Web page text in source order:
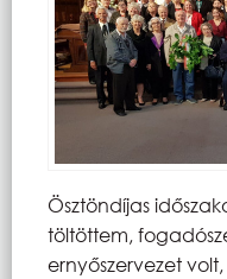
Ösztöndíjas
töltöttem,
ernyőszervezet